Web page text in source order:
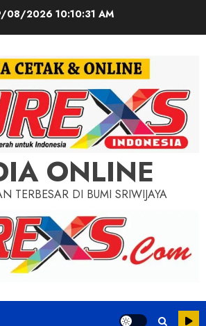
08/2026 10:10:33 AM
ONLINE
TERBESAR DI BUMI SRIWIJAYA